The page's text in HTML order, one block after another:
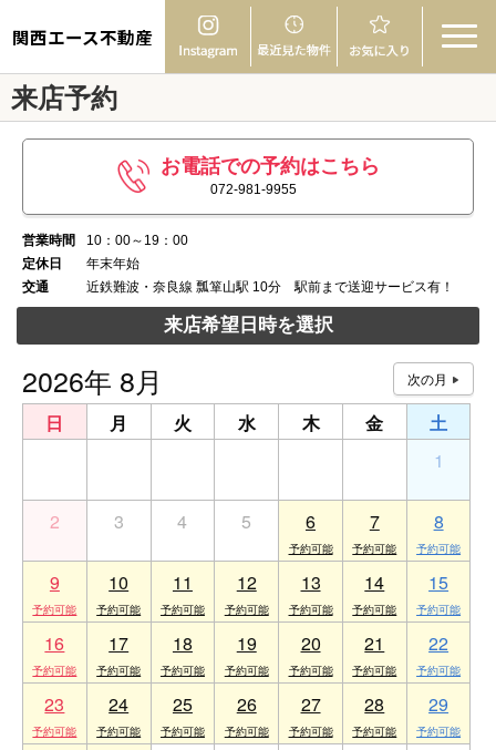
関西エース不動産
来店予約
お電話での予約はこちら
072-981-9955
営業時間
10：00～19：00
定休日
年末年始
交通
近鉄難波・奈良線 瓢箪山駅 10分 駅前まで送迎サービス有！
来店希望日時を選択
2026年 8月
日 月 火 水 木 金
土
1
2 3 4 5 6 7 8
9 10 11 12 13 14 15
16 17 18 19 20 21 22
23 24 25 26 27 28 29